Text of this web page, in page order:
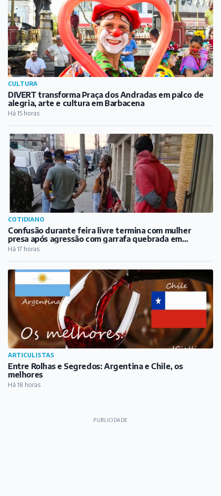
CULTURA
DIVERT transforma Praça dos Andradas em palco de
alegria, arte e cultura em Barbacena
Há 15 horas
COTIDIANO
Confusão durante feira livre termina com mulher
presa após agressão com garrafa quebrada em
Barbacena
Há 17 horas
ARTICULISTAS
Entre Rolhas e Segredos: Argentina e Chile, os
melhores
Há 18 horas
PUBLICIDADE